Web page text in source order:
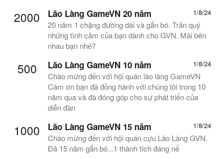
2000 1/8/24
Lão Làng GameVN 20 năm
20 năm 1 chặng đường dài và gắn bó. Trân quý
những tình cảm của bạn dành cho GVN. Mãi bên
nhau bạn nhé?
500 1/8/24
Lão Làng GameVN 10 năm
Chào mừng đến với hội quán lão làng GameVN
Cám ơn bạn đã đồng hành với chúng tôi trong 10
năm qua và đã đóng góp cho sự phát triển của
diễn đàn
1000 1/8/24
Lão Làng GameVN 15 năm
Chào mừng đến với hội quán cựu Lão Làng GVN.
Đã 15 năm gắn bó...1 thành tích đáng nể